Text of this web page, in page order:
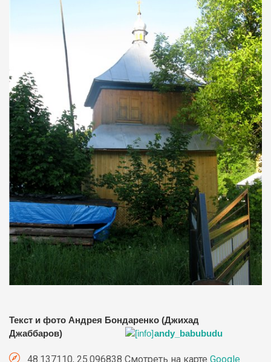
Текст и фото Андрея Бондаренко (Джихад
Джаббаров)
andy_babubudu
48.137110, 25.096838 Смотреть на карте Google